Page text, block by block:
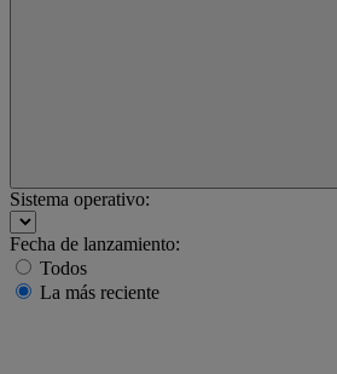
Sistema operativo:
Fecha de lanzamiento:
Todos
La más reciente